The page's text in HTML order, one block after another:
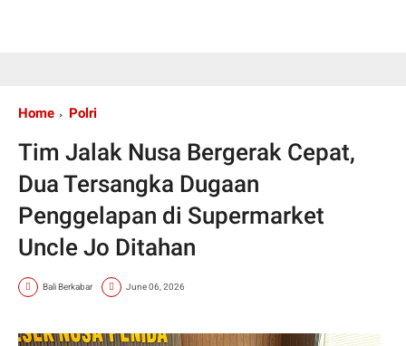
Home Polri
Tim Jalak Nusa Bergerak Cepat,
Dua Tersangka Dugaan
Penggelapan di Supermarket
Uncle Jo Ditahan
Bali Berkabar June 06, 2026